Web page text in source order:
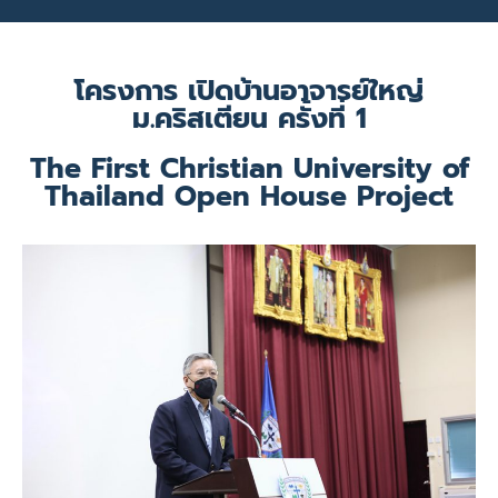
โครงการ เปิดบ้านอาจารย์ใหญ่
ม.คริสเตียน ครั้งที่ 1
The First Christian University of
Thailand Open House Project